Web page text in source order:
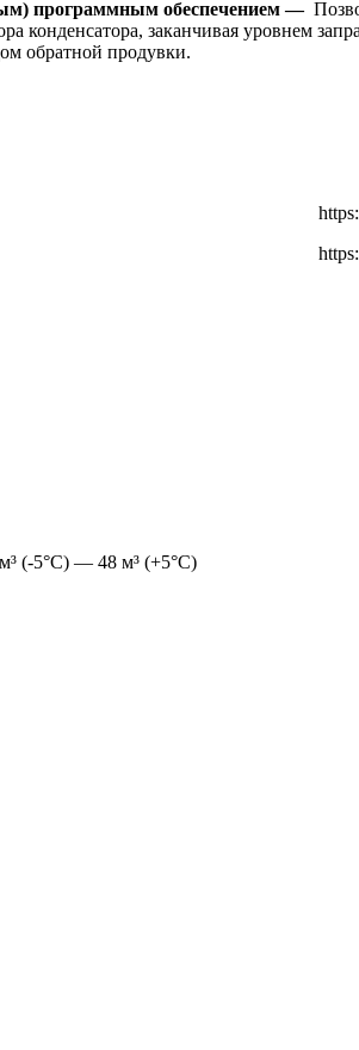
программным обеспечением —
конденсатора, заканчивая уровнем
обратной продувки.
(-5°С) — 48 м³ (+5°С)